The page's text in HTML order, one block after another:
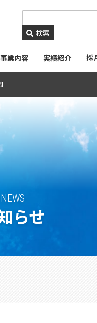
https://
検索
事業内容 実績紹介 採
NEWS
らせ